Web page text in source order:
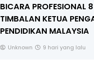
BICARA PROFESIONAL
TIMBALAN KETUA
PENDIDIKAN MALAYSIA
Unknown 9 hari yang lalu